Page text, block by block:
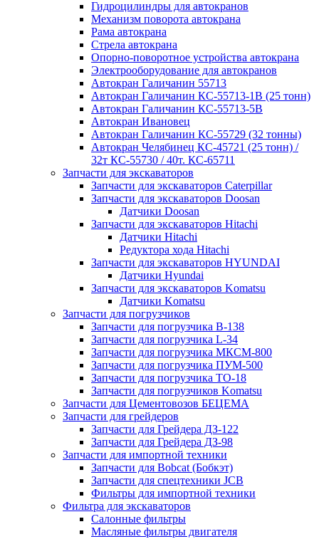
Гидроцилиндры для автокранов
Механизм поворота автокрана
Рама автокрана
Стрела автокрана
Опорно-поворотное устройства автокрана
Электрооборудование для автокранов
Автокран Галичанин 55713
Автокран Галичанин КС-55713-1В (25 тонн)
Автокран Галичанин КС-55713-5В
Автокран Ивановец
Автокран Галичанин КС-55729 (32 тонны)
Автокран Челябинец КС-45721 (25 тонн) /
32т КС-55730 / 40т. КС-65711
Запчасти для экскаваторов
Запчасти для экскаваторов Caterpillar
Запчасти для экскаваторов Doosan
Датчики Doosan
Запчасти для экскаваторов Hitachi
Датчики Hitachi
Редуктора хода Hitachi
Запчасти для экскаваторов HYUNDAI
Датчики Hyundai
Запчасти для экскаваторов Komatsu
Датчики Komatsu
Запчасти для погрузчиков
Запчасти для погрузчика B-138
Запчасти для погрузчика L-34
Запчасти для погрузчика МКСМ-800
Запчасти для погрузчика ПУМ-500
Запчасти для погрузчика ТО-18
Запчасти для погрузчиков Komatsu
Запчасти для Цементовозов БЕЦЕМА
Запчасти для грейдеров
Запчасти для Грейдера ДЗ-122
Запчасти для Грейдера ДЗ-98
Запчасти для импортной техники
Запчасти для Bobcat (Бобкэт)
Запчасти для спецтехники JCB
Фильтры для импортной техники
Фильтра для экскаваторов
Салонные фильтры
Масляные фильтры двигателя